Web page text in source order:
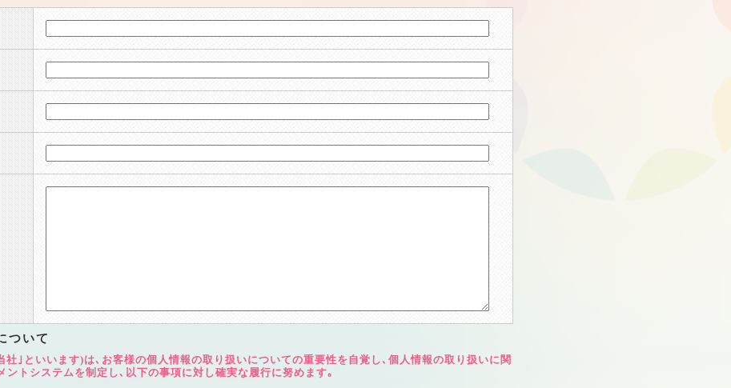
ついて
社｣といいます)は､お客様の個人情報の取り扱いについての重要性を自覚し､個人情報の取り扱いに関
ントシステムを制定し､以下の事項に対し確実な履行に努めます｡